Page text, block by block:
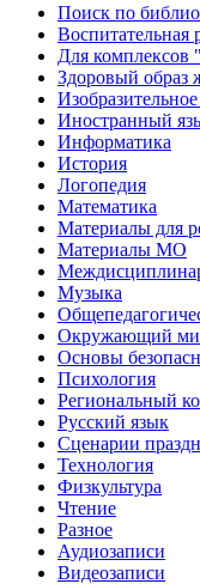
Поиск по
Воспитательная
Для комплексов
Здоровый образ
Иностранный
Информатика
История
Логопедия
Математика
Материалы для
Материалы МО
Музыка
Окружающий
Основы
Психология
Региональный
Русский язык
Сценарии
Технология
Физкультура
Чтение
Разное
Аудиозаписи
Видеозаписи